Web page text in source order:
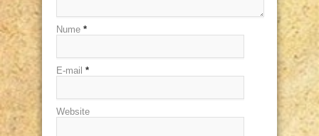
Nume *
E-mail *
Website